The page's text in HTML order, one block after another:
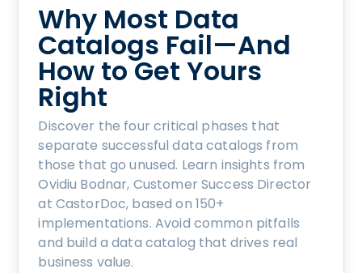
Why Most Data
Catalogs Fail—And
How to Get Yours
Right
Discover the four critical phases that
separate successful data catalogs from
those that go unused. Learn insights from
Ovidiu Bodnar, Customer Success Director
at CastorDoc, based on 150+
implementations. Avoid common pitfalls
and build a data catalog that drives real
business value.